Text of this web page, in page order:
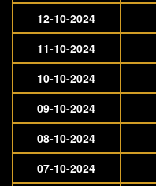
12-10-2024
11-10-2024
10-10-2024
09-10-2024
08-10-2024
07-10-2024